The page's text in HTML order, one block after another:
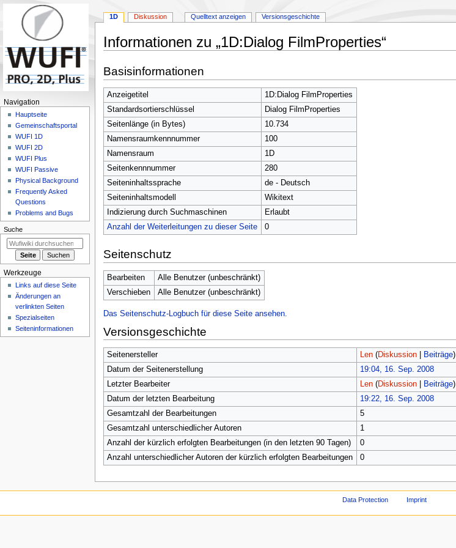
Informationen zu „1D:Dialog FilmProperties“
Navigation
springen
Suche
springen
Basisinformationen
Anzeigetitel
1D:Dialog FilmProperties
Standardsortierschlüssel
Dialog FilmProperties
Seitenlänge (in Bytes)
10.734
Namensraumkennnummer
100
Namensraum
1D
Seitenkennnummer
280
Seiteninhaltssprache
de - Deutsch
Seiteninhaltsmodell
Wikitext
Indizierung durch Suchmaschinen
Erlaubt
Anzahl der Weiterleitungen zu dieser Seite
0
Seitenschutz
Bearbeiten
Alle Benutzer (unbeschränkt)
Verschieben
Alle Benutzer (unbeschränkt)
Das Seitenschutz-Logbuch für diese Seite ansehen.
Versionsgeschichte
Seitenersteller Len (Diskussion| Beiträge)
Datum der Seitenerstellung
19:04, 16. Sep. 2008
Letzter Bearbeiter
Len (Diskussion| Beiträge)
Datum der letzten Bearbeitung
19:22, 16. Sep. 2008
Gesamtzahl der Bearbeitungen
5
Gesamtzahl unterschiedlicher Autoren
1
Anzahl der kürzlich erfolgten Bearbeitungen (in den letzten 90 Tagen)
0
Anzahl unterschiedlicher Autoren der kürzlich erfolgten Bearbeitungen
0
N
n
s
m
e
n
1D Diskussion Quelltext anzeigen Versionsgeschichte
Navigation
Hauptseite
Gemeinschafts­portal
WUFI 1D
WUFI 2D
WUFI Plus
WUFI Passive
Physical Background
Frequently Asked
Questions
Problems and Bugs
Suche
Werkzeuge
Links auf diese Seite
Änderungen an
verlinkten Seiten
Spezialseiten
Seiten­­informationen
Data Protection Imprint